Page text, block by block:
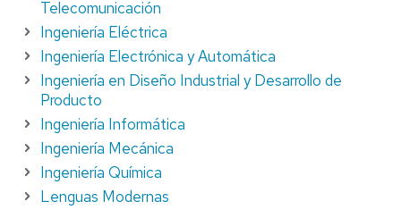
Telecomunicación
Ingeniería Eléctrica
Ingeniería Electrónica y Automática
Ingeniería en Diseño Industrial y Desarrollo de
Producto
Ingeniería Informática
Ingeniería Mecánica
Ingeniería Química
Lenguas Modernas